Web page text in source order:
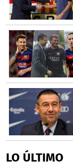
LO ÚLTIMO